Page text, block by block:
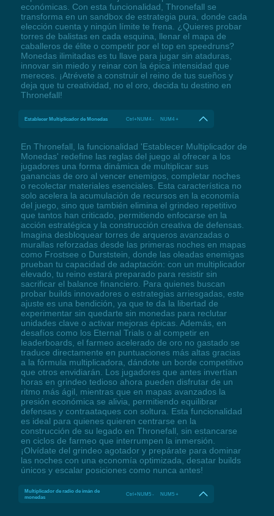
económicas. Con esta funcionalidad, Thronefall se
transforma en un sandbox de estrategia pura, donde cada
elección cuenta y ningún límite te frena. ¿Quieres probar
torres de balistas en cada esquina, llenar el mapa de
caballeros de élite o competir por el top en speedruns?
Monedas ilimitadas es tu llave para jugar sin ataduras,
innovar sin miedo y reinar con la épica intensidad que
mereces. ¡Atrévete a construir el reino de tus sueños y
deja que tu creatividad, no el oro, decida tu destino en
Thronefall!
Establecer Multiplicador de Monedas Ctrl+NUM4 - NUM4 +
En Thronefall, la funcionalidad 'Establecer Multiplicador de
Monedas' redefine las reglas del juego al ofrecer a los
jugadores una forma dinámica de multiplicar sus
ganancias de oro al vencer enemigos, completar noches
o recolectar materiales esenciales. Esta característica no
solo acelera la acumulación de recursos en la economía
del juego, sino que también elimina el grindeo repetitivo
que tantos han criticado, permitiendo enfocarse en la
acción estratégica y la construcción creativa de defensas.
Imagina desbloquear torres de arqueros avanzadas o
murallas reforzadas desde las primeras noches en mapas
como Frostsee o Durststein, donde las oleadas enemigas
prueban tu capacidad de adaptación: con un multiplicador
elevado, tu reino estará preparado para resistir sin
sacrificar el balance financiero. Para quienes buscan
probar builds innovadores o estrategias arriesgadas, este
ajuste es una bendición, ya que te da la libertad de
experimentar sin quedarte sin monedas para reclutar
unidades clave o activar mejoras épicas. Además, en
desafíos como los Eternal Trials o al competir en
leaderboards, el farmeo acelerado de oro no gastado se
traduce directamente en puntuaciones más altas gracias
a la fórmula multiplicadora, dándote un borde competitivo
que otros envidiarán. Los jugadores que antes invertían
horas en grindeo tedioso ahora pueden disfrutar de un
ritmo más ágil, mientras que en mapas avanzados la
presión económica se alivia, permitiendo equilibrar
defensas y contraataques con soltura. Esta funcionalidad
es ideal para quienes quieren centrarse en la
construcción de su legado en Thronefall, sin estancarse
en ciclos de farmeo que interrumpen la inmersión.
¡Olvídate del grindeo agotador y prepárate para dominar
las noches con una economía optimizada, desatar builds
únicos y escalar posiciones como nunca antes!
Multiplicador de radio de imán de
monedas
Ctrl+NUM5 - NUM5 +